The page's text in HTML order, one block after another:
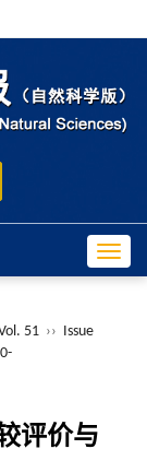
51 ››
Issue
评价与